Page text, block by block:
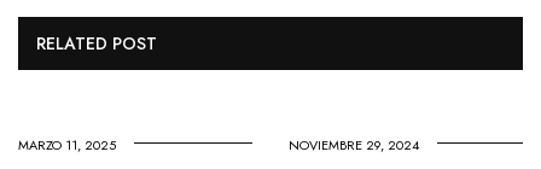
RELATED POST
MARZO 11, 2025 NOVIEMBRE 29, 2024